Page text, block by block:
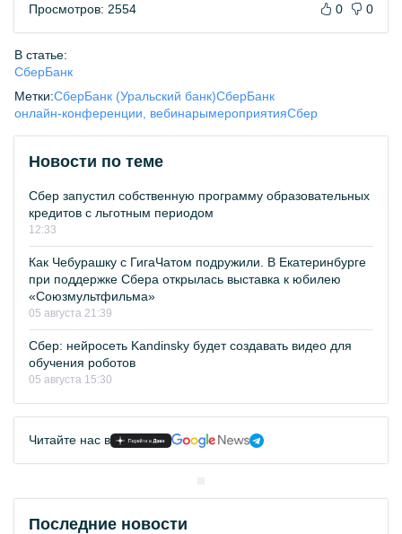
Просмотров: 2554 0 0
В статье:
СберБанк
Метки:СберБанк (Уральский банк)СберБанк
онлайн-конференции, вебинарымероприятияСбер
Новости по теме
Сбер запустил собственную программу образовательных
кредитов с льготным периодом
12:33
Как Чебурашку с ГигаЧатом подружили. В Екатеринбурге
при поддержке Сбера открылась выставка к юбилею
«Союзмультфильма»
05 августа 21:39
Сбер: нейросеть Kandinsky будет создавать видео для
обучения роботов
05 августа 15:30
Читайте нас в
Последние новости